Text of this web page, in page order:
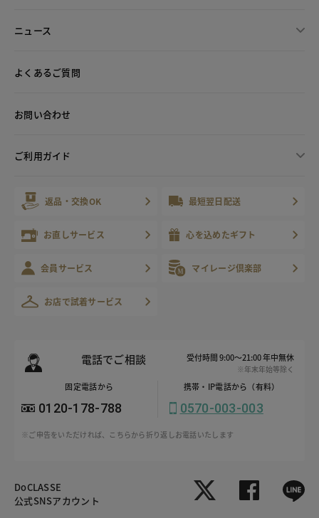
ニュース
よくあるご質問
お問い合わせ
ご利用ガイド
返品・交換OK 最短翌日配送
お直しサービス 心を込めたギフト
会員サービス マイレージ倶楽部
お店で試着サービス
電話でご相談 受付時間 9:00～21:00 年中無休
※年末年始等除く
固定電話から
0120-178-788
携帯・IP電話から（有料）
0570-003-003
※ご申告をいただければ、こちらから折り返しお電話いたします
DoCLASSE
公式SNSアカウント